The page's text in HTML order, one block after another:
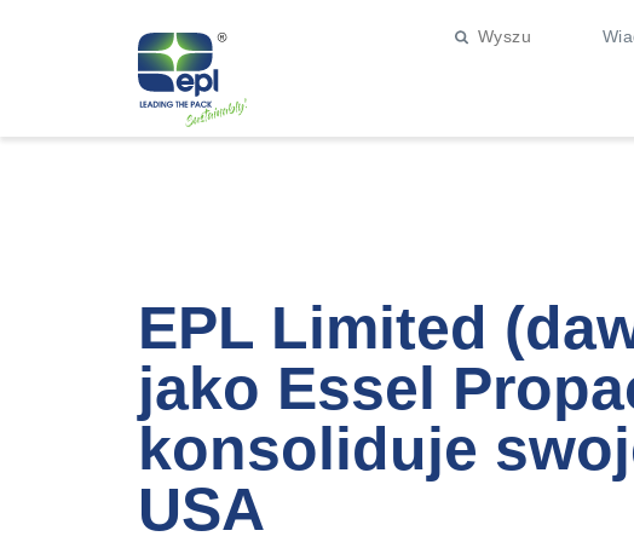
EPL Limited
jako Essel
konsoliduje
USA